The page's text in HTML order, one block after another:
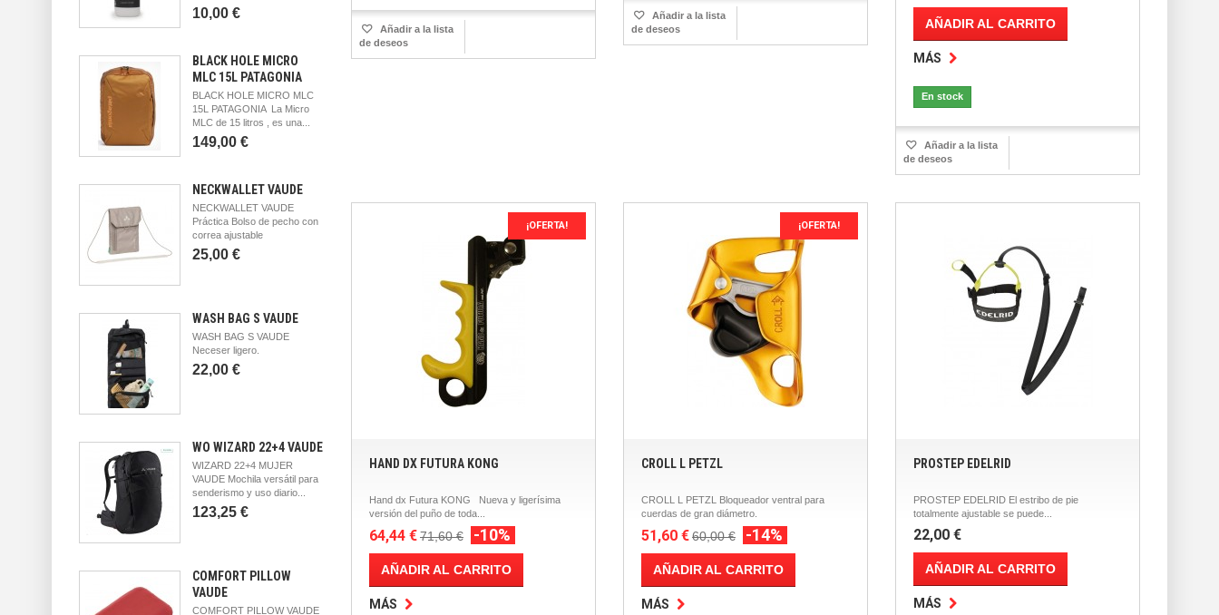
10,00 €
BLACK HOLE MICRO
MLC 15L PATAGONIA
BLACK HOLE MICRO MLC
15L PATAGONIA La Micro
MLC de 15 litros , es una...
149,00 €
NECKWALLET VAUDE
NECKWALLET VAUDE
Práctica Bolso de pecho con
correa ajustable
25,00 €
WASH BAG S VAUDE
WASH BAG S VAUDE
Neceser ligero.
22,00 €
WO WIZARD 22+4 VAUDE
WIZARD 22+4 MUJER
VAUDE Mochila versátil para
senderismo y uso diario...
123,25 €
COMFORT PILLOW
VAUDE
COMFORT PILLOW VAUDE
Añadir a la lista
de deseos
Añadir a la lista
de deseos
AÑADIR AL CARRITO
MÁS
En stock
Añadir a la lista
de deseos
¡OFERTA!
HAND DX FUTURA KONG
Hand dx Futura KONG Nueva y ligerísima
versión del puño de toda...
64,44 €71,60 € -10%
AÑADIR AL CARRITO
MÁS
¡OFERTA!
CROLL L PETZL
CROLL L PETZL Bloqueador ventral para
cuerdas de gran diámetro.
51,60 €60,00 € -14%
AÑADIR AL CARRITO
MÁS
PROSTEP EDELRID
PROSTEP EDELRID El estribo de pie
totalmente ajustable se puede...
22,00 €
AÑADIR AL CARRITO
MÁS